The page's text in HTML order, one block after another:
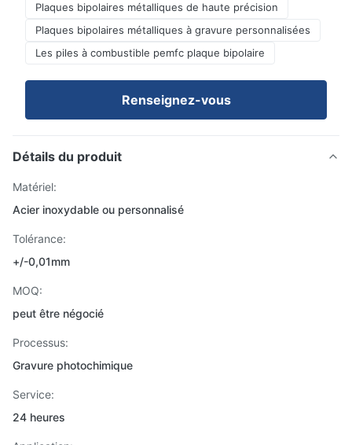
Plaques bipolaires métalliques de haute précision
Plaques bipolaires métalliques à gravure personnalisées
Les piles à combustible pemfc plaque bipolaire
Renseignez-vous
Détails du produit
Matériel:
Acier inoxydable ou personnalisé
Tolérance:
+/-0,01mm
MOQ:
peut être négocié
Processus:
Gravure photochimique
Service:
24 heures